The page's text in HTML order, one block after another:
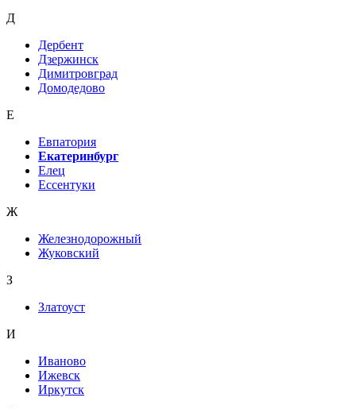
Д
Дербент
Дзержинск
Димитровград
Домодедово
Е
Евпатория
Екатеринбург
Елец
Ессентуки
Ж
Железнодорожный
Жуковский
З
Златоуст
И
Иваново
Ижевск
Иркутск